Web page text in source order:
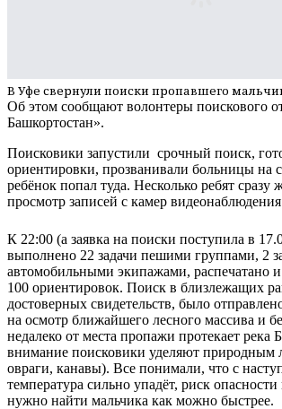
В Уфе свернули поиски пропавшего
Об этом сообщают волонтеры поискового
Башкортостан».
Поисковики запустили срочный поиск,
ориентировки, прозванивали больницы на
ребёнок попал туда. Несколько ребят сразу
просмотр записей с камер
К 22:00 (а заявка на поиски поступила в
выполнено 22 задачи пешими группами, 2
автомобильными экипажами, распечатано и
100 ориентировок. Поиск в близлежащих
достоверных свидетельств, было
на осмотр ближайшего лесного массива и
недалеко от места пропажи протекает река
внимание поисковики уделяют природным
овраги, канавы). Все понимали, что с
температура сильно упадёт, риск
нужно найти мальчика как можно быстрее.